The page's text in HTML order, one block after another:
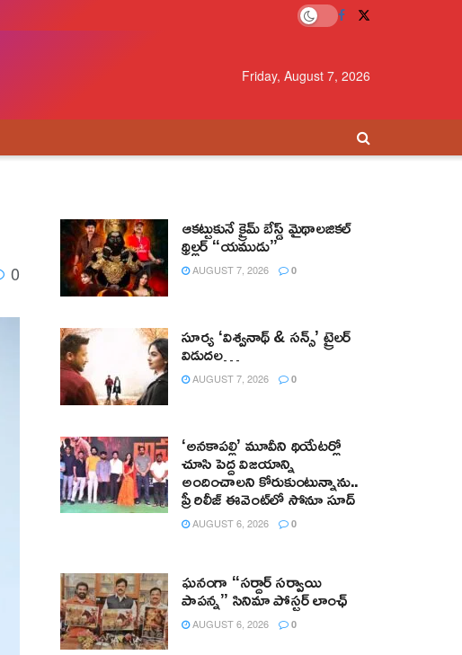
Friday, August 7, 2026
0
ఆకట్టుకునే క్రైమ్ బేస్డ్ మైథాలజికల్
థ్రిల్లర్ “యముడు”
AUGUST 7, 2026 0
సూర్య ‘విశ్వనాథ్ & సన్స్’ ట్రైలర్
విడుదల…
AUGUST 7, 2026 0
‘అనకాపల్లి’ మూవీని థియేటర్లో
చూసి పెద్ద విజయాన్ని
అందించాలని కోరుకుంటున్నాను..
ప్రీ రిలీజ్ ఈవెంట్‌లో సోనూ సూద్
AUGUST 6, 2026 0
ఘనంగా “సర్దార్ సర్వాయి
పాపన్న” సినిమా పోస్టర్ లాంఛ్
AUGUST 6, 2026 0